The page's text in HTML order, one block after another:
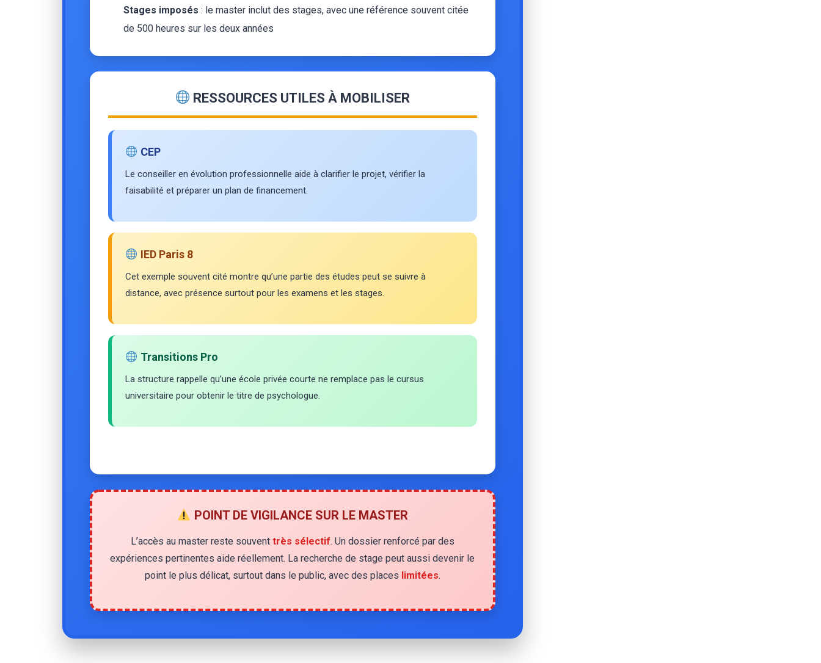
Stages imposés : le master inclut des stages, avec une référence souvent citée
de 500 heures sur les deux années
RESSOURCES UTILES À MOBILISER
CEP
Le conseiller en évolution professionnelle aide à clarifier le projet, vérifier la
faisabilité et préparer un plan de financement.
IED Paris 8
Cet exemple souvent cité montre qu’une partie des études peut se suivre à
distance, avec présence surtout pour les examens et les stages.
Transitions Pro
La structure rappelle qu’une école privée courte ne remplace pas le cursus
universitaire pour obtenir le titre de psychologue.
POINT DE VIGILANCE SUR LE MASTER
L’accès au master reste souvent très sélectif. Un dossier renforcé par des
expériences pertinentes aide réellement. La recherche de stage peut aussi devenir le
point le plus délicat, surtout dans le public, avec des places limitées.